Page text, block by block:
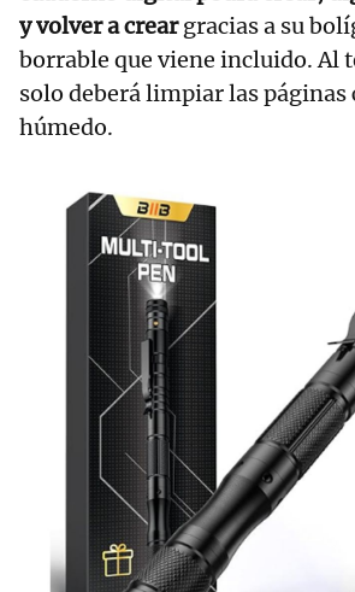
y volver a creargracias a su
borrable que viene incluido. Al
solo deberá limpiar las páginas
húmedo.